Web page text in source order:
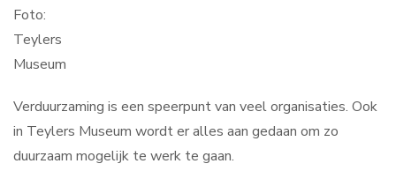
Foto:
Teylers
Museum
Verduurzaming is een speerpunt van veel organisaties. Ook
in Teylers Museum wordt er alles aan gedaan om zo
duurzaam mogelijk te werk te gaan.